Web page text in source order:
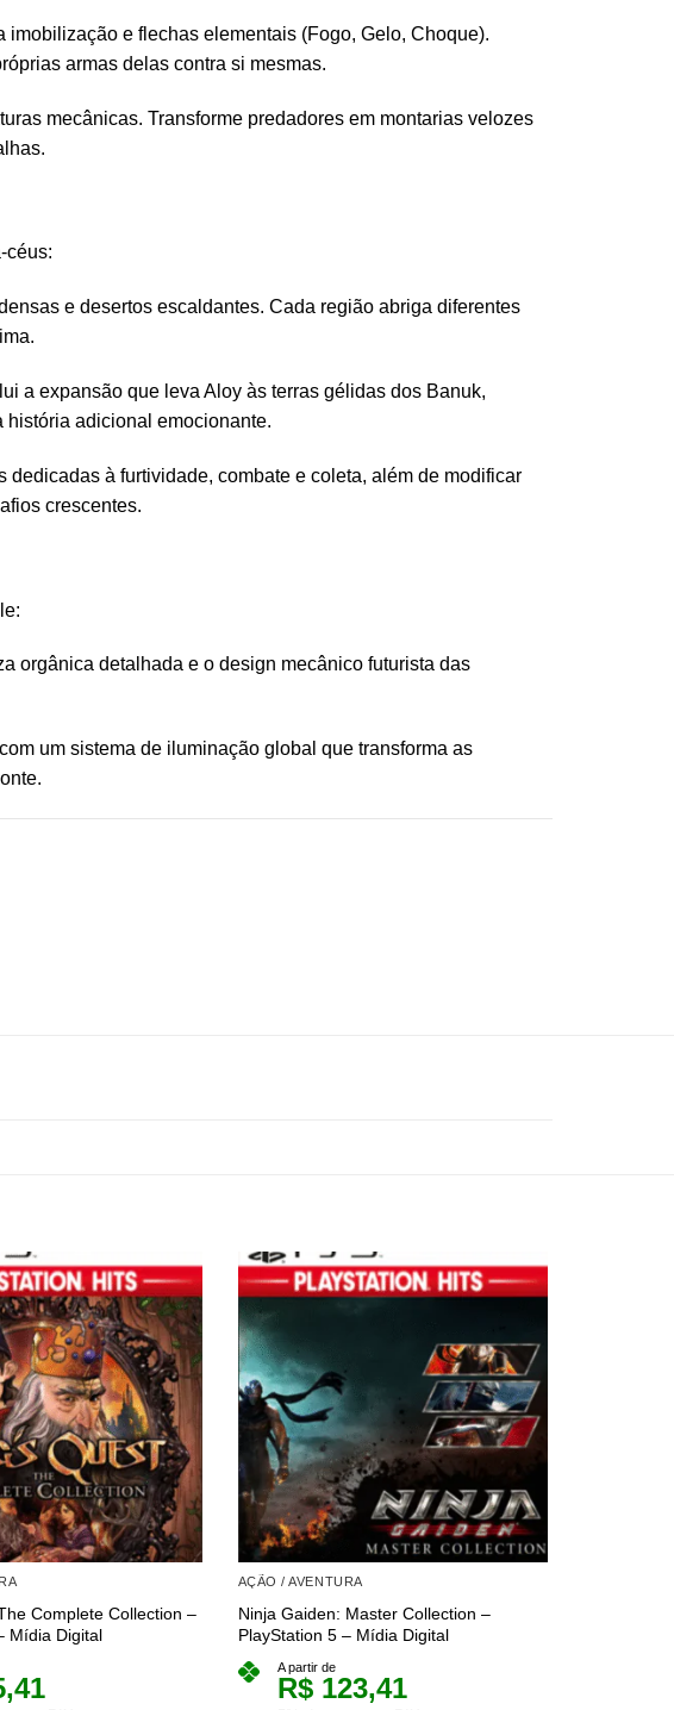
e flechas elementais (Fogo, Gelo, Choque).
armas delas contra si mesmas.
mecânicas. Transforme predadores em montarias velozes
céus:
e desertos escaldantes. Cada região abriga diferentes
a expansão que leva Aloy às terras gélidas dos Banuk,
adicional emocionante.
dedicadas à furtividade, combate e coleta, além de modificar
crescentes.
orgânica detalhada e o design mecânico futurista das
um sistema de iluminação global que transforma as
Complete Collection –
Mídia Digital
AÇÃO / AVENTURA
Ninja Gaiden: Master Collection –
PlayStation 5 – Mídia Digital
A partir de
R$123,41